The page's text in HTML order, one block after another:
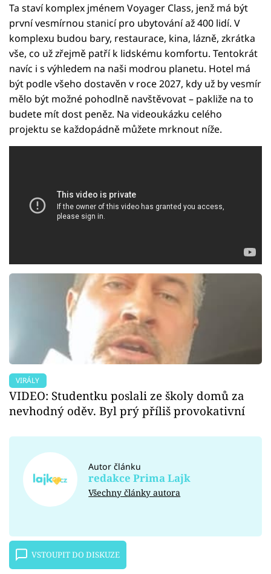
Ta staví komplex jménem Voyager Class, jenž má být
první vesmírnou stanicí pro ubytování až 400 lidí. V
komplexu budou bary, restaurace, kina, lázně, zkrátka
vše, co už zřejmě patří k lidskému komfortu. Tentokrát
navíc i s výhledem na naši modrou planetu. Hotel má
být podle všeho dostavěn v roce 2027, kdy už by vesmír
mělo být možné pohodlně navštěvovat – pakliže na to
budete mít dost peněz. Na videoukázku celého
projektu se každopádně můžete mrknout níže.
VIRÁLY
VIDEO: Studentku poslali ze školy domů za
nevhodný oděv. Byl prý příliš provokativní
Autor článku
redakce Prima Lajk
Všechny články autora
VSTOUPIT DO DISKUZE